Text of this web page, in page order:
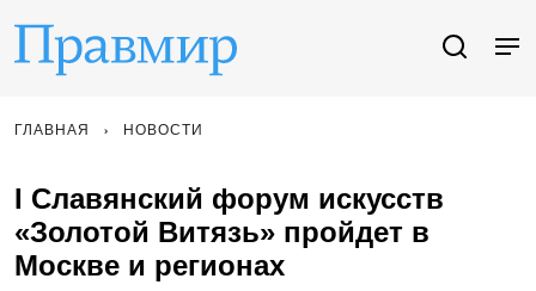
ГЛАВНАЯ НОВОСТИ
I Славянский форум искусств
«Золотой Витязь» пройдет в
Москве и регионах